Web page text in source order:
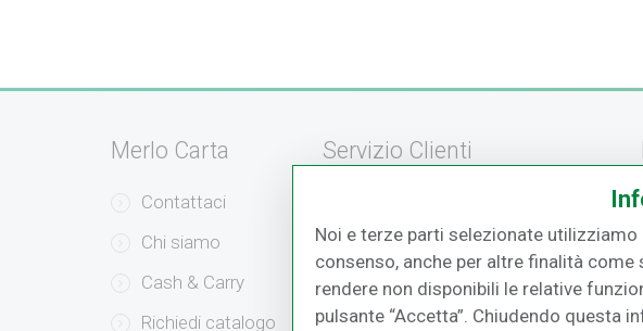
Merlo Carta
Contattaci
Chi siamo
Cash & Carry
Richiedi catalogo
Servizio Clienti
Modalità di Pagamento
Modalità di Spedizione
Resi e Recessi
Noi e terze parti selezionate
consenso, anche per altre finalità
rendere non disponibili le relative
pulsante “Accetta”. Chiudendo questa